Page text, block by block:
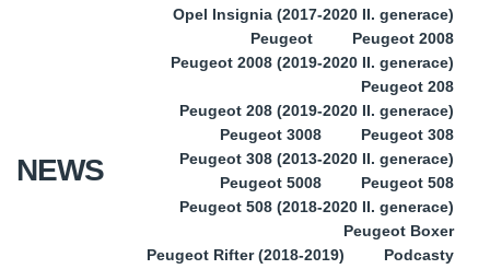
NEWS
Opel Insignia (2017-2020 II. generace)
Peugeot
Peugeot 2008
Peugeot 2008 (2019-2020 II. generace)
Peugeot 208
Peugeot 208 (2019-2020 II. generace)
Peugeot 3008
Peugeot 308
Peugeot 308 (2013-2020 II. generace)
Peugeot 5008
Peugeot 508
Peugeot 508 (2018-2020 II. generace)
Peugeot Boxer
Peugeot Rifter (2018-2019)
Podcasty